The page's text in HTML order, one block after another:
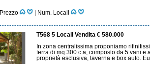
Prezzo Num. Locali
T568 5 Locali Vendita € 580.000
In zona centralissima proponiamo
terra di mq 300 c.a, composto da 5 vani e
proprietà esclusiva, taverna e box auto.